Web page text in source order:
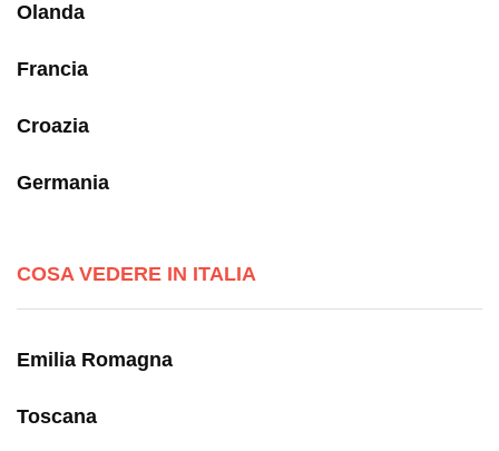
Olanda
Francia
Croazia
Germania
COSA VEDERE IN ITALIA
Emilia Romagna
Toscana